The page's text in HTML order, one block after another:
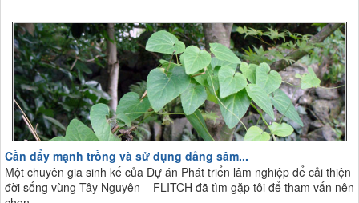
Cần đẩy mạnh trồng và sử dụng đảng sâm...
Một chuyên gia sinh kế của Dự án Phát triển lâm nghiệp để cải thiện
đời sống vùng Tây Nguyên – FLITCH đã tìm gặp tôi để tham vấn nên